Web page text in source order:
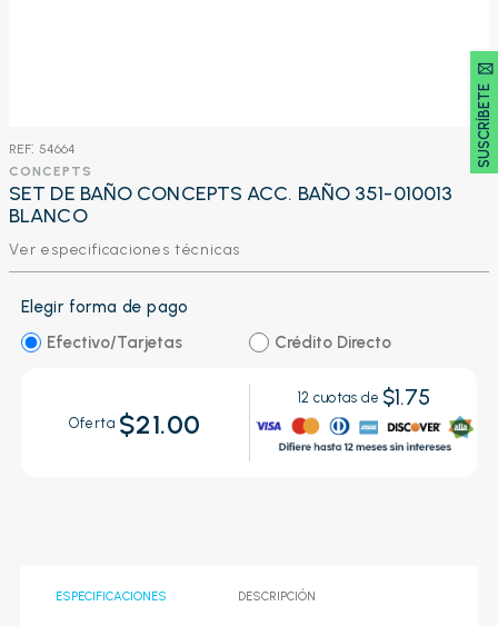
SUSCRÍBETE 🖂
: 54664
CONCEPTS
SET DE BAÑO CONCEPTS ACC. BAÑO 351-010013
BLANCO
Ver especificaciones técnicas
Elegir forma de pago
Efectivo/Tarjetas
Crédito Directo
Oferta $21.00
12 cuotas de $1.75
ESPECIFICACIONES DESCRIPCIÓN